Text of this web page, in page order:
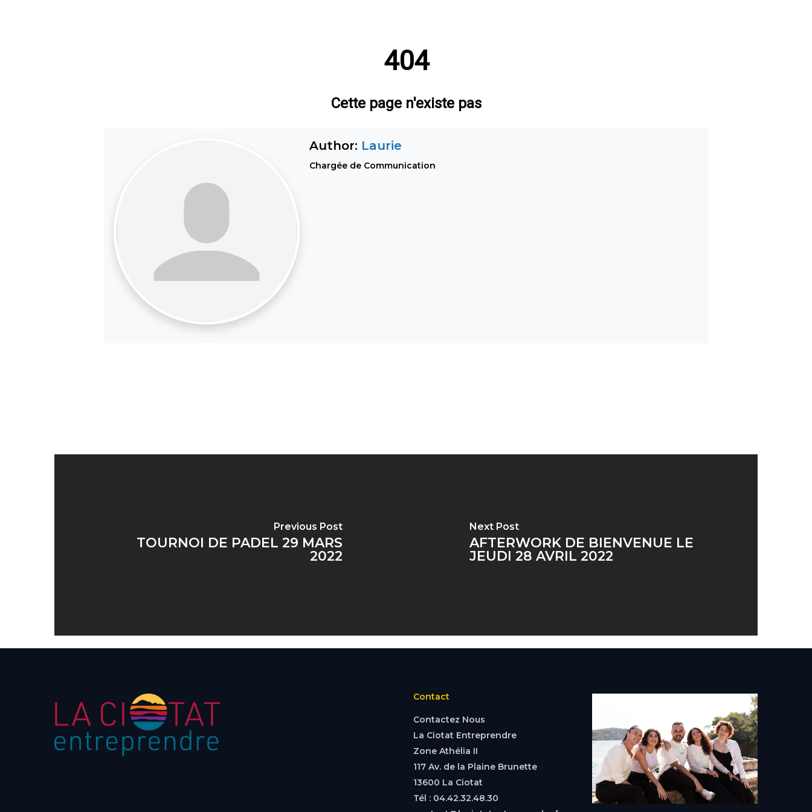
Author: Laurie
Chargée de Communication
Previous Post
TOURNOI DE PADEL 29 MARS
2022
Next Post
AFTERWORK DE BIENVENUE LE
JEUDI 28 AVRIL 2022
Contact
Contactez Nous
La Ciotat Entreprendre
Zone Athélia II
117 Av. de la Plaine Brunette
13600 La Ciotat
Tél : 04.42.32.48.30